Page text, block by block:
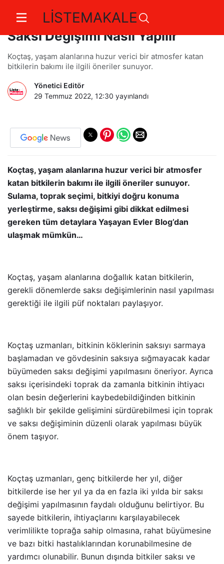
LİSTEMAKALE
Koçtaş Uzmanları Yanıtlıyor:
Saksı Değişimi Nasıl Yapılır
Koçtaş, yaşam alanlarına huzur verici bir atmosfer katan
bitkilerin bakımı ile ilgili öneriler sunuyor.
Yönetici Editör
29 Temmuz 2022, 12:30 yayınlandı
Koçtaş, yaşam alanlarına huzur verici bir atmosfer
katan bitkilerin bakımı ile ilgili öneriler sunuyor.
Sulama, toprak seçimi, bitkiyi doğru konuma
yerleştirme, saksı değişimi gibi dikkat edilmesi
gereken tüm detaylara Yaşayan Evler Blog’dan
ulaşmak mümkün…
Koçtaş, yaşam alanlarına doğallık katan bitkilerin,
gerekli dönemlerde saksı değişimlerinin nasıl yapılması
gerektiği ile ilgili püf noktaları paylaşıyor.
Koçtaş uzmanları, bitkinin köklerinin saksıyı sarmaya
başlamadan ve gövdesinin saksıya sığmayacak kadar
büyümeden saksı değişimi yapılmasını öneriyor. Ayrıca
saksı içerisindeki toprak da zamanla bitkinin ihtiyacı
olan besin değerlerini kaybedebildiğinden bitkinin
sağlıklı bir şekilde gelişimini sürdürebilmesi için toprak
ve saksı değişiminin düzenli olarak yapılması büyük
önem taşıyor.
Koçtaş uzmanları, genç bitkilerde her yıl, diğer
bitkilerde ise her yıl ya da en fazla iki yılda bir saksı
değişimi yapılmasının faydalı olduğunu belirtiyor. Bu
sayede bitkilerin, ihtiyaçlarını karşılayabilecek
verimlilikte toprağa sahip olmasına, rahat büyümesine
ve bazı bitki hastalıklarından korunabilmesine de
yardımcı olunabilir. Bunun dışında bitkiler saksı ve